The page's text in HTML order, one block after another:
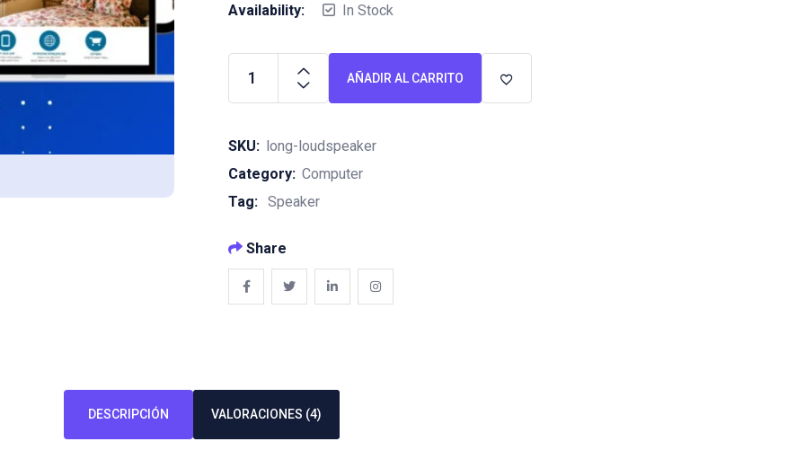
Availability: In Stock
Diseño
Profesional
quantity
AÑADIR AL CARRITO
SKU: long-loudspeaker
Category: Computer
Tag: Speaker
Share
DESCRIPCIÓN VALORACIONES (4)